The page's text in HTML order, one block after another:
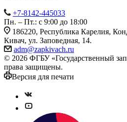
+7-8142-445033
Пн. – Пт.: с 9:00 до 18:00
186220, Республика Карелия,
Кивач, ул. Заповедная, 14.
adm@zapkivach.ru
© 2026 ФГБУ «Государственный
права защищены.
Версия для печати